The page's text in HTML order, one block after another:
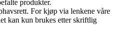
produkter.
For kjøp via lenkene våre
kan kun brukes etter skriftlig